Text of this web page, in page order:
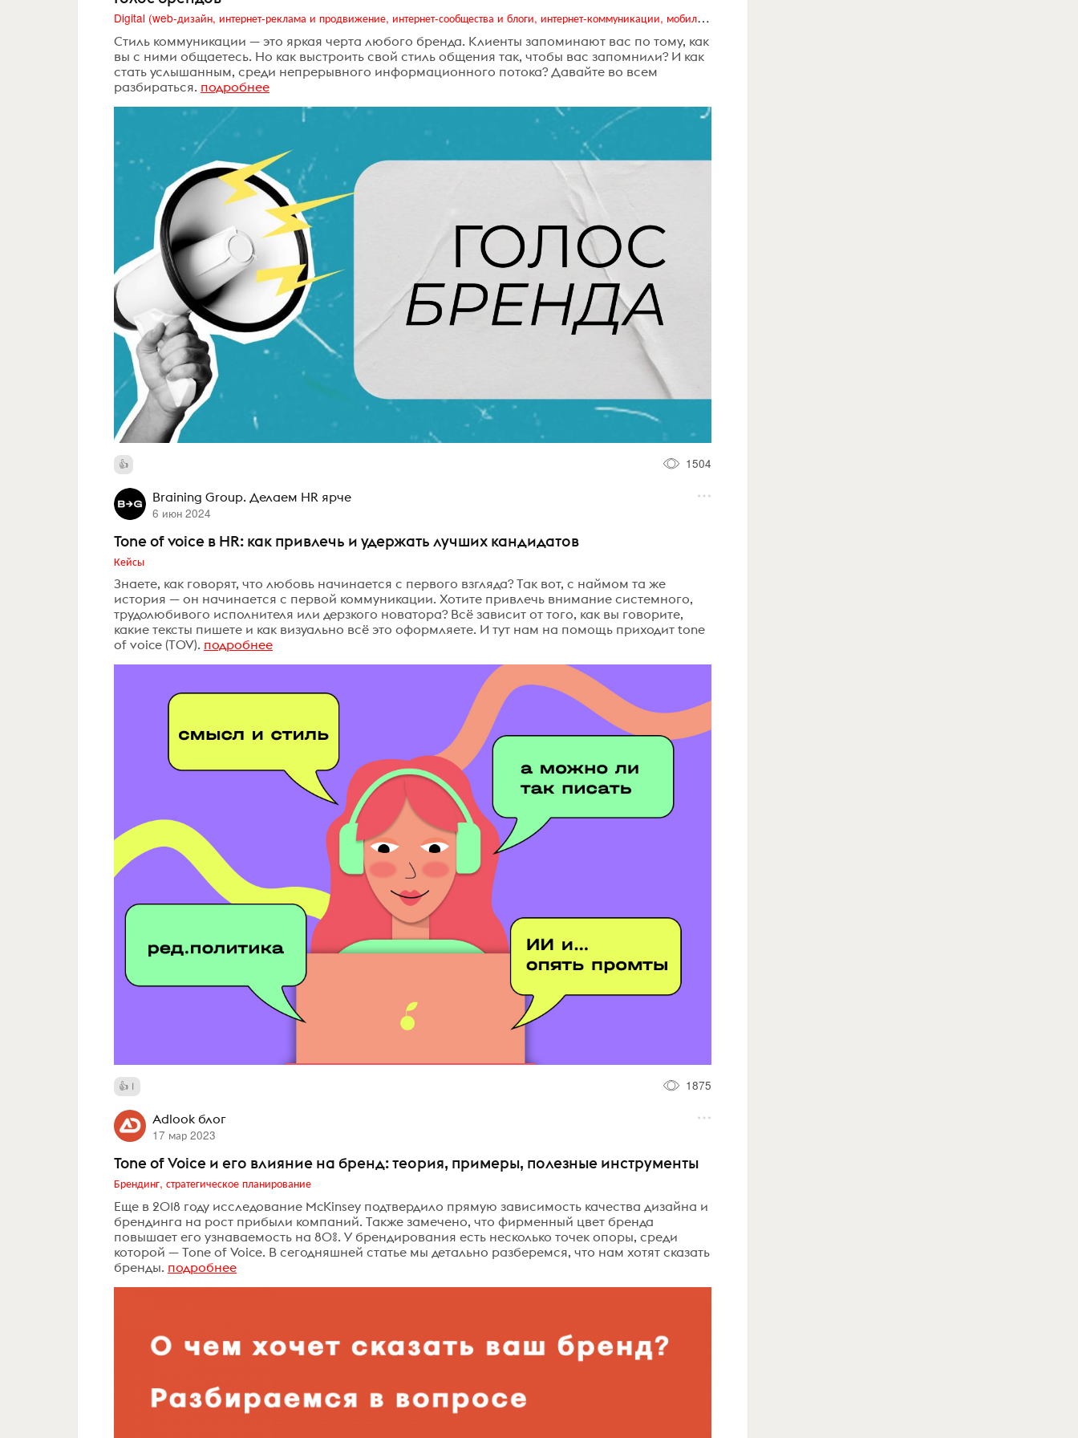
Digital (web-дизайн, интернет-реклама и продвижение, интернет-сообщества и блоги, интернет-коммуникации, мобильный маркетинг, реклама на цифровых экранах)
Стиль коммуникации — это яркая черта любого бренда. Клиенты запоминают вас по тому, как
вы с ними общаетесь. Но как выстроить свой стиль общения так, чтобы вас запомнили? И как
стать услышанным, среди непрерывного информационного потока? Давайте во всем
разбираться. подробнее
1504
Braining Group. Делаем HR ярче
6 июн 2024
Tone of voice в HR: как привлечь и удержать лучших кандидатов
Кейсы
Знаете, как говорят, что любовь начинается с первого взгляда? Так вот, с наймом та же
история — он начинается с первой коммуникации. Хотите привлечь внимание системного,
трудолюбивого исполнителя или дерзкого новатора? Всё зависит от того, как вы говорите,
какие тексты пишете и как визуально всё это оформляете. И тут нам на помощь приходит tone
of voice (TOV). подробнее
1 1875
Аdlook блог
17 мар 2023
Tone of Voice и его влияние на бренд: теория, примеры, полезные инструменты
Брендинг, стратегическое планирование
Еще в 2018 году исследование McKinsey подтвердило прямую зависимость качества дизайна и
брендинга на рост прибыли компаний. Также замечено, что фирменный цвет бренда
повышает его узнаваемость на 80%. У брендирования есть несколько точек опоры, среди
которой — Tone of Voice. В сегодняшней статье мы детально разберемся, что нам хотят сказать
бренды. подробнее